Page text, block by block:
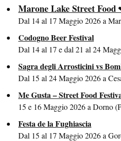
Marone Lake Street Food
Dal 14 al 17 Maggio 2026 a
Codogno Beer Festival
Dal 14 al 17 e dal 21 al 24
Sagra degli Arrosticini vs
Dal 15 al 24 Maggio 2026 a
Me Gusta – Street Food
15 e 16 Maggio 2026 a Dorno
Festa de la Fughiascia
Dal 15 al 17 Maggio 2026 a